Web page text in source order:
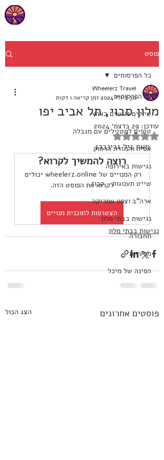
פוסט
כל הפרסומים
טיולים נגישים בארץ
טיפים למטיילים עם מגבלה
אסיה והמזרח הרחוק
נגישות באירופה
שייט תענוגות - קרוז
ארה"ב וצפון אמריקה
נגישות בבתי מלון
תחבורה
מסעדות
הפינה של מיכל
כל הפרסומים
מלון סבוי, תל אביב יפו
Wheelerz Travel
30 ביולי 2024
זמן קריאה 1 דקות
עודכן: 29 בדצמ׳ 2024
דירוג של NaN מתוך 5 כוכבים
מאת גיל גרינברג
רוצה להמשיך לקרוא?
רק המנויים של wheelerz.online יכולים
לקרוא את הפוסט הזה.
הצטרפות לתוכנית מנויים
נגישות בבתי מלון
פוסטים אחרונים הצג הכול